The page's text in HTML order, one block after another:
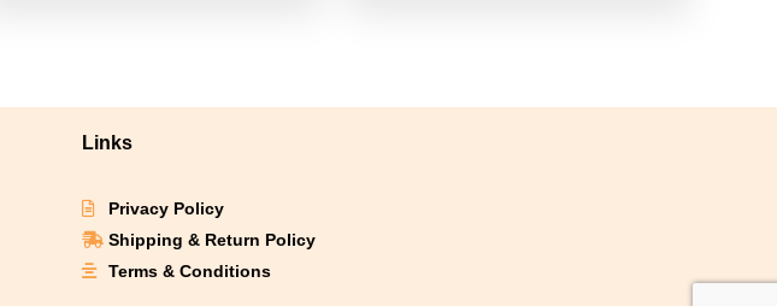
Links
Privacy Policy
Shipping & Return Policy
Terms & Conditions